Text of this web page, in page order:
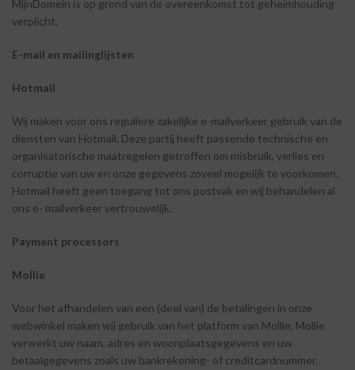
MijnDomein is op grond van de overeenkomst tot geheimhouding
verplicht.
E-mail en mailinglijsten
Hotmail
Wij maken voor ons reguliere zakelijke e-mailverkeer gebruik van de
diensten van Hotmail. Deze partij heeft passende technische en
organisatorische maatregelen getroffen om misbruik, verlies en
corruptie van uw en onze gegevens zoveel mogelijk te voorkomen.
Hotmail heeft geen toegang tot ons postvak en wij behandelen al
ons e- mailverkeer vertrouwelijk.
Payment processors
Mollie
Voor het afhandelen van een (deel van) de betalingen in onze
webwinkel maken wij gebruik van het platform van Mollie. Mollie
verwerkt uw naam, adres en woonplaatsgegevens en uw
betaalgegevens zoals uw bankrekening- of creditcardnummer.